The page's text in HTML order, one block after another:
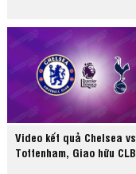
Video kết quả Chelsea vs
Tottenham, Giao hữu CLB